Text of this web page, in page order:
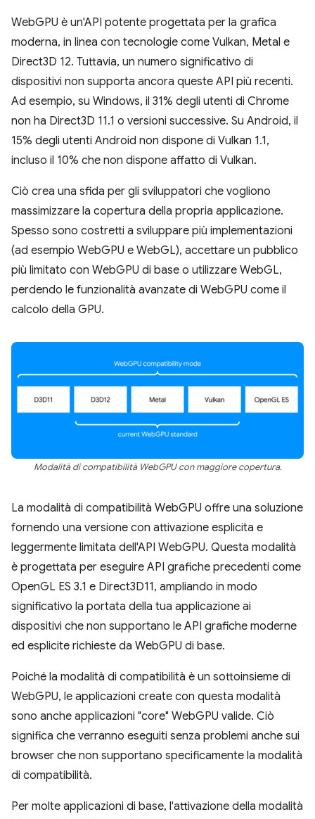
WebGPU è un'API potente progettata per la grafica
moderna, in linea con tecnologie come Vulkan, Metal e
Direct3D 12. Tuttavia, un numero significativo di
dispositivi non supporta ancora queste API più recenti.
Ad esempio, su Windows, il 31% degli utenti di Chrome
non ha Direct3D 11.1 o versioni successive. Su Android, il
15% degli utenti Android non dispone di Vulkan 1.1,
incluso il 10% che non dispone affatto di Vulkan.
Ciò crea una sfida per gli sviluppatori che vogliono
massimizzare la copertura della propria applicazione.
Spesso sono costretti a sviluppare più implementazioni
(ad esempio WebGPU e WebGL), accettare un pubblico
più limitato con WebGPU di base o utilizzare WebGL,
perdendo le funzionalità avanzate di WebGPU come il
calcolo della GPU.
Modalità di compatibilità WebGPU con maggiore copertura.
La modalità di compatibilità WebGPU offre una soluzione
fornendo una versione con attivazione esplicita e
leggermente limitata dell'API WebGPU. Questa modalità
è progettata per eseguire API grafiche precedenti come
OpenGL ES 3.1 e Direct3D11, ampliando in modo
significativo la portata della tua applicazione ai
dispositivi che non supportano le API grafiche moderne
ed esplicite richieste da WebGPU di base.
Poiché la modalità di compatibilità è un sottoinsieme di
WebGPU, le applicazioni create con questa modalità
sono anche applicazioni "core" WebGPU valide. Ciò
significa che verranno eseguiti senza problemi anche sui
browser che non supportano specificamente la modalità
di compatibilità.
Per molte applicazioni di base, l'attivazione della modalità